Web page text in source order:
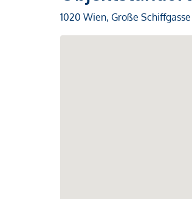
1020 Wien, Große Schiffgasse